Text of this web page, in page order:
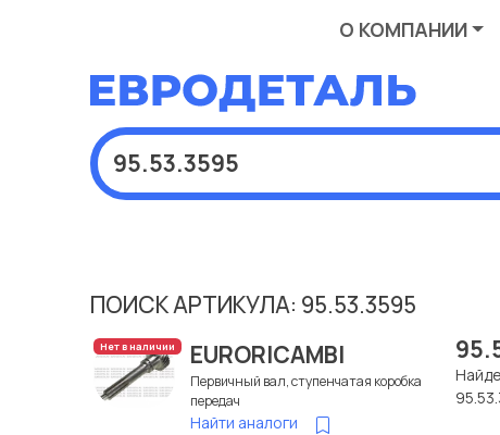
О КОМПАНИИ
ПОИСК АРТИКУЛА: 95.53.3595
Нет в наличии EURORICAMBI
Первичный вал, ступенчатая коробка
передач
Найти аналоги